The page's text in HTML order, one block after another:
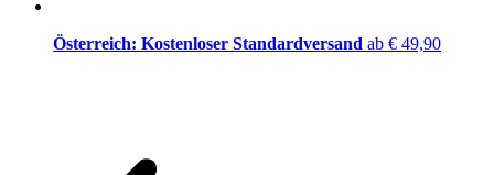
Österreich: Kostenloser Standardversand ab € 49,90